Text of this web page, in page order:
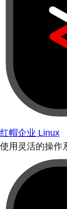
红帽企业 Linux
使用灵活的操作